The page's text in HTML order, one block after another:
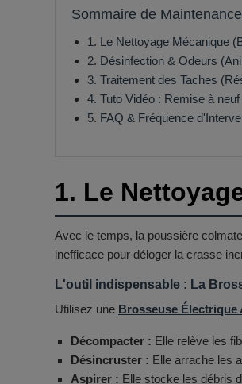
Sommaire de Maintenance
1. Le Nettoyage Mécanique
2. Désinfection & Odeurs
3. Traitement des Taches
4. Tuto Vidéo : Remise à neuf
5. FAQ & Fréquence
1. Le
Avec le temps, la poussière
inefficace pour déloger la crasse
L'outil indispensable : La
Utilisez une Brosseuse Électrique
Décompacter : Elle relève les
Désincruster : Elle arrache les
Aspirer : Elle stocke les débris